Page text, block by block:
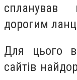
спланував
дорогим
Для цього
сайтів